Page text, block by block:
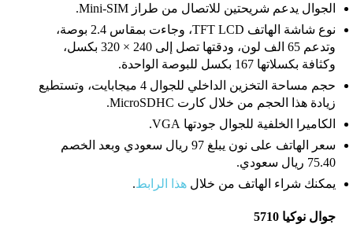
الجوال يدعم شريحتين للاتصال من طراز Mini-SIM.
نوع شاشة الهاتف TFT LCD، وجاءت بمقاس 2.4 بوصة،
وتدعم 65 الف لون، ودقتها تصل إلى 240 × 320 بكسل،
وكثافة بكسلاتها 167 بكسل للبوصة الواحدة.
حجم مساحة التخزين الداخلي للجوال 4 ميجابايت، وتستطيع
زيادة هذا الحجم من خلال كارت MicroSDHC.
الكاميرا الخلفية للجوال جودتها VGA.
سعر الهاتف على نون يبلغ 97 ريال سعودي وبعد الخصم
75.40 ريال سعودي.
يمكنك شراء الهاتف من خلالهذا الرابط.
جوال نوكيا 5710